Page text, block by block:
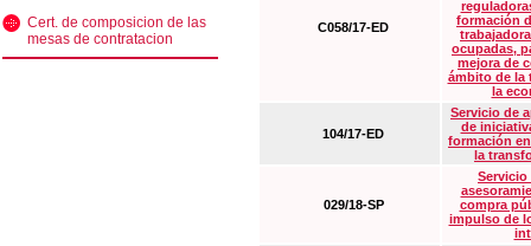
Cert. de composicion de las
mesas de contratacion
C058/17-ED
formación
ocupadas,
mejora de
ámbito de la
la
104/17-ED
Servicio de
de
formación
la
029/18-SP
Servicio
compra
impulso de